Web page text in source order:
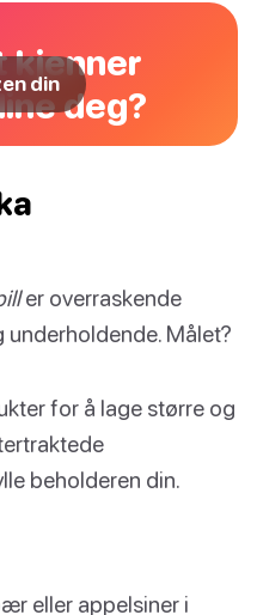
kjenner
deg?
din
er overraskende
underholdende. Målet?
for å lage større og
beholderen din.
eller appelsiner i